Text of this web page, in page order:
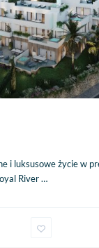
i luksusowe życie w
River…